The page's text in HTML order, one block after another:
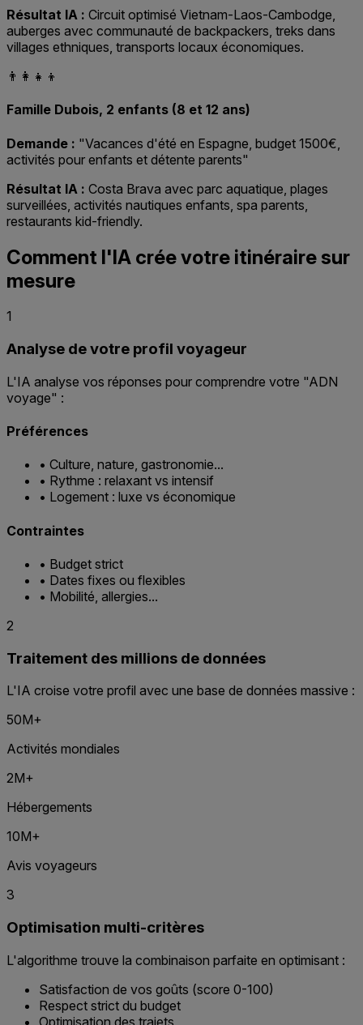
Résultat IA : Circuit optimisé Vietnam-Laos-Cambodge,
auberges avec communauté de backpackers, treks dans
villages ethniques, transports locaux économiques.
👨‍👩‍👧‍👦
Famille Dubois, 2 enfants (8 et 12 ans)
Demande : "Vacances d'été en Espagne, budget 1500€,
activités pour enfants et détente parents"
Résultat IA : Costa Brava avec parc aquatique, plages
surveillées, activités nautiques enfants, spa parents,
restaurants kid-friendly.
Comment l'IA crée votre itinéraire sur
mesure
1
Analyse de votre profil voyageur
L'IA analyse vos réponses pour comprendre votre "ADN
voyage" :
Préférences
• Culture, nature, gastronomie...
• Rythme : relaxant vs intensif
• Logement : luxe vs économique
Contraintes
• Budget strict
• Dates fixes ou flexibles
• Mobilité, allergies...
2
Traitement des millions de données
L'IA croise votre profil avec une base de données massive :
50M+
Activités mondiales
2M+
Hébergements
10M+
Avis voyageurs
3
Optimisation multi-critères
L'algorithme trouve la combinaison parfaite en optimisant :
Satisfaction de vos goûts (score 0-100)
Respect strict du budget
Optimisation des trajets